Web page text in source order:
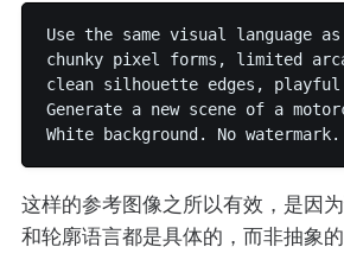
Use the same visual language
chunky pixel forms, limited
clean silhouette edges, playful
Generate a new scene of a
这样的参考图像之所以有效，是因
和轮廓语言都是具体的，而非抽象的